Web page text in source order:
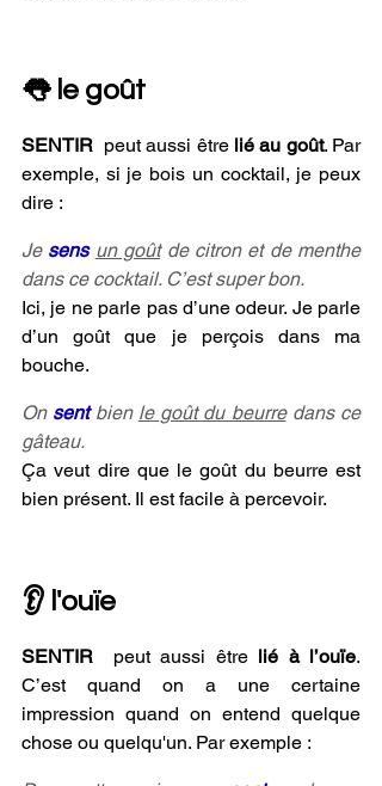
👅 le goût
SENTIR peut aussi être lié au goût. Par
exemple, si je bois un cocktail, je peux
dire :
Je sens un goût de citron et de menthe
dans ce cocktail. C’est super bon.
Ici, je ne parle pas d’une odeur. Je parle
d’un goût que je perçois dans ma
bouche.
On sent bien le goût du beurre dans ce
gâteau.
Ça veut dire que le goût du beurre est
bien présent. Il est facile à percevoir.
👂 l'ouïe
SENTIR peut aussi être lié à l’ouïe.
C’est quand on a une certaine
impression quand on entend quelque
chose ou quelqu'un. Par exemple :